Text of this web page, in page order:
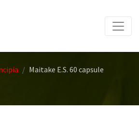
Maitake E.S. 60 capsule